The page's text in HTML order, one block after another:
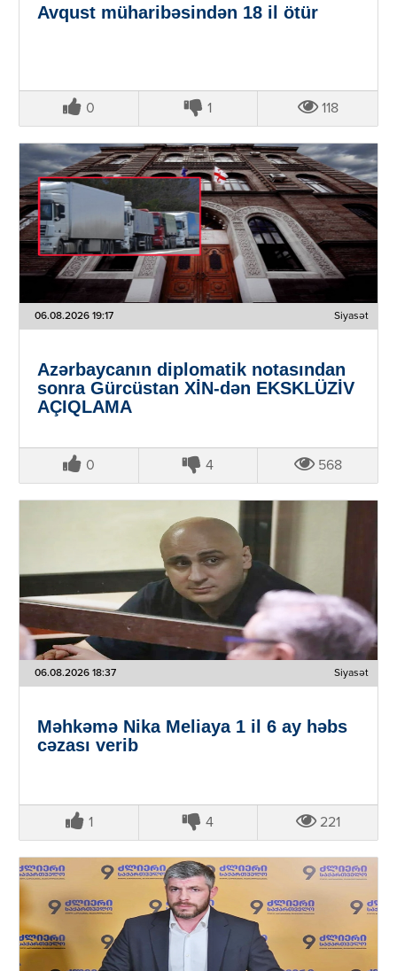
Avqust müharibəsindən 18 il ötür
0 1 118
06.08.2026 19:17 Siyasət
Azərbaycanın diplomatik notasından
sonra Gürcüstan XİN-dən EKSKLÜZİV
AÇIQLAMA
0 4 568
06.08.2026 18:37 Siyasət
Məhkəmə Nika Meliaya 1 il 6 ay həbs
cəzası verib
1 4 221